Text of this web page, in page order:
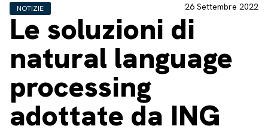
NOTIZIE 26 Settembre 2022
Le soluzioni di
natural language
processing
adottate da ING